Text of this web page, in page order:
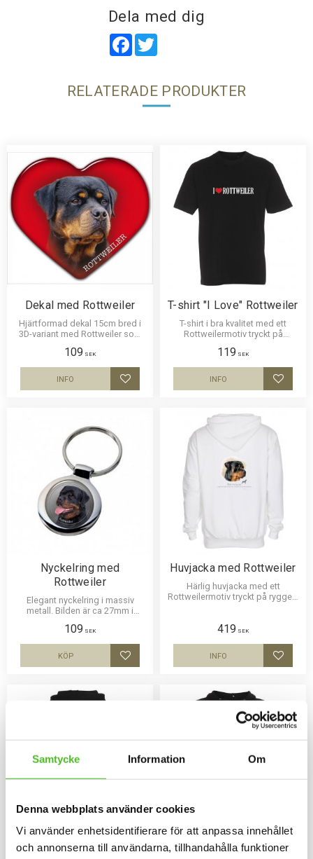
Samtycke Information Om
Denna webbplats använder cookies
Vi använder enhetsidentifierare för att anpassa innehållet
och annonserna till användarna, tillhandahålla funktioner
Dela med dig
Facebook
RELATERADE PRODUKTER
Dekal med Rottweiler
Hjärtformad dekal 15cm bred i
3D-variant med Rottweiler som
montering på bilruta m.m.
109 SEK
Lägg till i favoriter
INFO
T-shirt "I Love" Rottweiler
T-shirt i bra kvalitet med ett
Rottweilermotiv tryckt på
cm.
119 SEK
Lägg
INFO
Nyckelring med
Rottweiler
Elegant nyckelring i massiv
metall. Bilden är ca 27mm i
vara hållbar och ge ett intryck av
djup i bilden.
109 SEK
Lägg till i favoriter
KÖP
Huvjacka med Rottweiler
Härlig huvjacka med ett
Rottweilermotiv tryckt på ryggen.
419 SEK
Lägg
INFO
Huvjacka med Rottweiler Hoodie med Rottweiler